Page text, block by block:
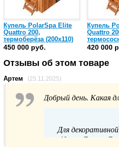
Купель PolarSpa Elite
Quattro 200,
термоберёза (200х110)
450 000 руб.
Купель
Quattro
420 000
Отзывы об этом товаре
Артем (25.11.2025)
Добрый день. Какая
Для
40 мм. Длина:
рассчитанным